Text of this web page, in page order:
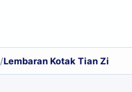
/Lembaran Kotak Tian Zi